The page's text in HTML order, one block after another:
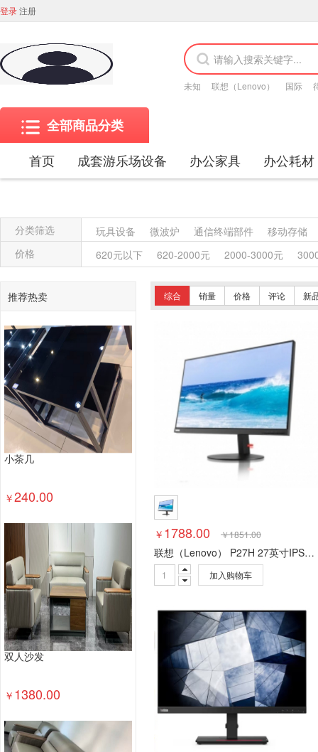
登录注册
未知 联想（Lenovo） 国际
全部商品分类
首页
成套游乐场设备 办公家具 办公耗材
分类筛选 玩具设备 微波炉 通信终端部件
移动存储
金属质屏风类
木质屏风类 其他材质架类
保险柜
木质柜类 其他沙发类 藤沙发类
木骨架沙发类
金属骨架沙发类 其他椅凳类
竹制、藤制等材料椅凳类
木骨架为主的椅凳类
塑料台、桌类
其他床类
塑料床类
藤床
钢塑床类
钢木床类
喷墨盒
数据库管理系统
特殊照相机 专用照相机
通用摄像机
其他视频会议系统设备
音视频矩
视频会议控制台
传真通信设备 扫描仪
复印机
空气净化设备
激光打印机 喷墨打印机
台式计算机（含一体机台式电脑）
价格 620元以下 620-2000元 2000-3000元
推荐热卖
小茶几
￥240.00
双人沙发
￥ 1380.00
综合 销量 价格 评论 新
￥ 1788.00 ￥1851.00
联想（Lenovo） P27H 27英寸IPS屏QHD窄边 台式电脑液晶显示器
加入购物车